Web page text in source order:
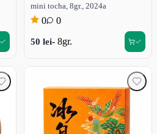
mini tocha, 8gr., 2024a
0 0
50 lei- 8gr.